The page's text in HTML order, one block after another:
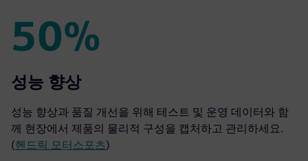
50%
50%
성능 향상
성능 향상과 품질 개선을 위해 테스트 및 운영 데이터와 함
께 현장에서 제품의 물리적 구성을 캡처하고 관리하세요.
(헨드릭 모터스포츠)